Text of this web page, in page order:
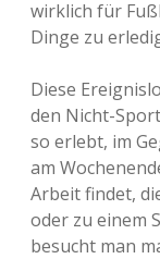
wirklich für
Dinge zu
Diese
den Nicht-
so erlebt, im
am
Arbeit findet,
oder zu einem
besucht man